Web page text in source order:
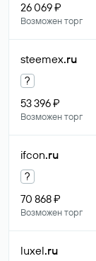
26 069 ₽
Возможен торг
steemex.ru
?
53 396 ₽
Возможен торг
ifcon.ru
?
70 868 ₽
Возможен торг
luxel.ru